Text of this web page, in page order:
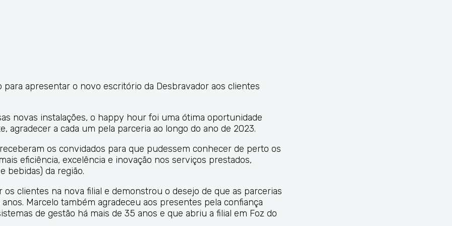
apresentar o novo escritório da Desbravador aos clientes
novas instalações, o happy hour foi uma ótima oportunidade
a cada um pela parceria ao longo do ano de 2023.
os convidados para que pudessem conhecer de perto os
eficiência, excelência e inovação nos serviços prestados,
bebidas) da região.
os clientes na nova filial e demonstrou o desejo de que as parcerias
Marcelo também agradeceu aos presentes pela confiança
de gestão há mais de 35 anos e que abriu a filial em Foz do